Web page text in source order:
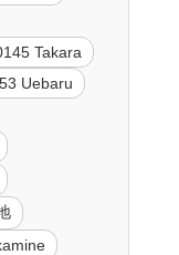
Takara
Uebaru